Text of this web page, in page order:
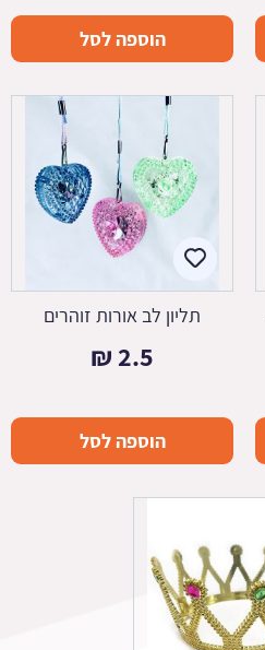
הוספה לסל
תליון לב אורות זוהרים
2.5
₪
הוספה לסל